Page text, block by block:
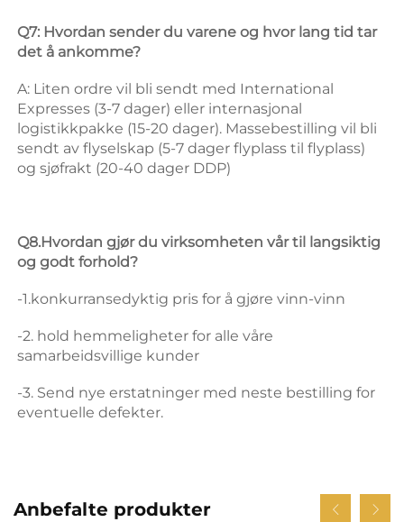
Q7: Hvordan sender du varene og hvor lang tid tar
det å ankomme?
A: Liten ordre vil bli sendt med International
Expresses (3-7 dager) eller internasjonal
logistikkpakke (15-20 dager). Massebestilling vil bli
sendt av flyselskap (5-7 dager flyplass til flyplass)
og sjøfrakt (20-40 dager DDP)
Q8.Hvordan gjør du virksomheten vår til langsiktig
og godt forhold?
-1.konkurransedyktig pris for å gjøre vinn-vinn
-2. hold hemmeligheter for alle våre
samarbeidsvillige kunder
-3. Send nye erstatninger med neste bestilling for
eventuelle defekter.
Anbefalte produkter